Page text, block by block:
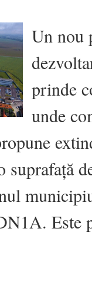
Un nou
prinde
unde
suprafață
Este